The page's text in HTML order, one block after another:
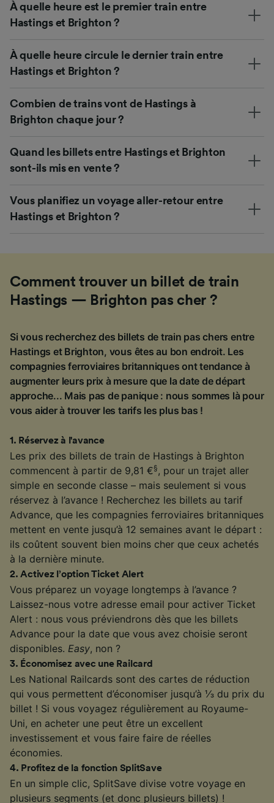
À quelle heure est le premier train entre
Hastings et Brighton ?
À quelle heure circule le dernier train entre
Hastings et Brighton ?
Combien de trains vont de Hastings à
Brighton chaque jour ?
Quand les billets entre Hastings et Brighton
sont-ils mis en vente ?
Vous planifiez un voyage aller-retour entre
Hastings et Brighton ?
Comment trouver un billet de train
Hastings — Brighton pas cher ?
Si vous recherchez des billets de train pas chers entre
Hastings et Brighton, vous êtes au bon endroit. Les
compagnies ferroviaires britanniques ont tendance à
augmenter leurs prix à mesure que la date de départ
approche... Mais pas de panique : nous sommes là pour
vous aider à trouver les tarifs les plus bas !
1. Réservez à l'avance
Les prix des billets de train de Hastings à Brighton
commencent à partir de 9,81 €§ , pour un trajet aller
simple en seconde classe – mais seulement si vous
réservez à l’avance ! Recherchez les billets au tarif
Advance, que les compagnies ferroviaires britanniques
mettent en vente jusqu’à 12 semaines avant le départ :
ils coûtent souvent bien moins cher que ceux achetés
à la dernière minute.
2.Activez l’option Ticket Alert
Vous préparez un voyage longtemps à l’avance ?
Laissez-nous votre adresse email pour activer Ticket
Alert : nous vous préviendrons dès que les billets
Advance pour la date que vous avez choisie seront
disponibles. Easy, non ?
3. Économisez avec une Railcard
Les National Railcards sont des cartes de réduction
qui vous permettent d’économiser jusqu’à ⅓ du prix du
billet ! Si vous voyagez régulièrement au Royaume-
Uni, en acheter une peut être un excellent
investissement et vous faire faire de réelles
économies.
4. Profitez de la fonction SplitSave
En un simple clic, SplitSave divise votre voyage en
plusieurs segments (et donc plusieurs billets) !